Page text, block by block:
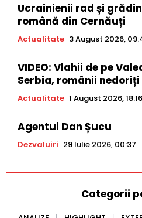
Ucrainienii rad și
română din Cernăuți
Actualitate 3 August 2026,
VIDEO: Vlahii de pe
Serbia, românii nedoriți
Actualitate 1 August 2026, 18:16
Agentul Dan Șucu
Dezvaluiri 29 Iulie 2026, 00:37
Categorii